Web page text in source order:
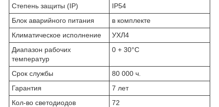
Степень защиты (IP)
IP54
Блок аварийного питания
в комплекте
Климатическое исполнение
УХЛ4
Диапазон рабочих
температур
0 + 30°C
Срок службы
80 000 ч.
Гарантия
7 лет
Кол-во светодиодов
72